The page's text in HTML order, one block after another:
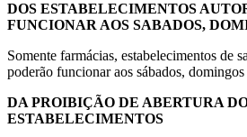
DOS ESTABELECIMENTOS
FUNCIONAR AOS SABADOS,
Somente farmácias, estabelecimentos de
poderão funcionar aos sábados,
DA PROIBIÇÃO DE ABERTURA
ESTABELECIMENTOS